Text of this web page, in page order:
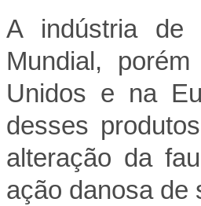
A indústria de
Mundial,
Unidos e na
desses
alteração da
ação danosa